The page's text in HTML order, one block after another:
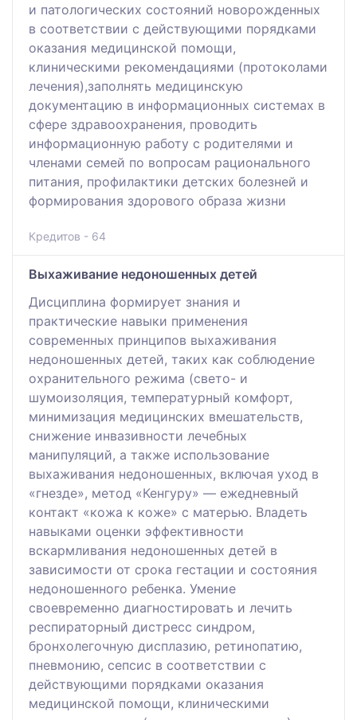
и патологических состояний новорожденных
в соответствии с действующими порядками
оказания медицинской помощи,
клиническими рекомендациями (протоколами
лечения),заполнять медицинскую
документацию в информационных системах в
сфере здравоохранения, проводить
информационную работу с родителями и
членами семей по вопросам рационального
питания, профилактики детских болезней и
формирования здорового образа жизни
Кредитов - 64
Выхаживание недоношенных детей
Дисциплина формирует знания и
практические навыки применения
современных принципов выхаживания
недоношенных детей, таких как соблюдение
охранительного режима (свето- и
шумоизоляция, температурный комфорт,
минимизация медицинских вмешательств,
снижение инвазивности лечебных
манипуляций, а также использование
выхаживания недоношенных, включая уход в
«гнезде», метод «Кенгуру» — ежедневный
контакт «кожа к коже» с матерью. Владеть
навыками оценки эффективности
вскармливания недоношенных детей в
зависимости от срока гестации и состояния
недоношенного ребенка. Умение
своевременно диагностировать и лечить
респираторный дистресс синдром,
бронхолегочную дисплазию, ретинопатию,
пневмонию, сепсис в соответствии с
действующими порядками оказания
медицинской помощи, клиническими